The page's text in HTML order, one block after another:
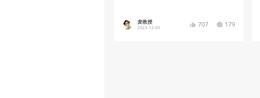
麦教授
2023-12-05 707 179